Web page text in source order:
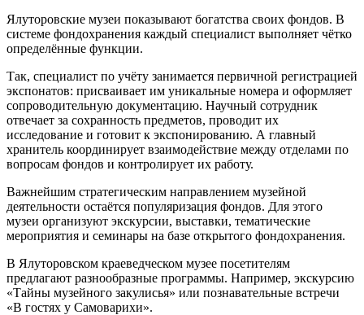
Ялуторовские музеи показывают богатства своих фондов. В
системе фондохранения каждый специалист выполняет чётко
определённые функции.
Так, специалист по учёту занимается первичной регистрацией
экспонатов: присваивает им уникальные номера и оформляет
сопроводительную документацию. Научный сотрудник
отвечает за сохранность предметов, проводит их
исследование и готовит к экспонированию. А главный
хранитель координирует взаимодействие между отделами по
вопросам фондов и контролирует их работу.
Важнейшим стратегическим направлением музейной
деятельности остаётся популяризация фондов. Для этого
музеи организуют экскурсии, выставки, тематические
мероприятия и семинары на базе открытого фондохранения.
В Ялуторовском краеведческом музее посетителям
предлагают разнообразные программы. Например, экскурсию
«Тайны музейного закулисья» или познавательные встречи
«В гостях у Самоварихи».